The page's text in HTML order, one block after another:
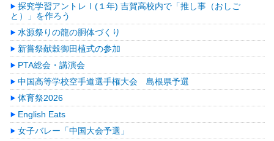
探究学習アントレⅠ(１年) 吉賀高校内で「推し事（おしご
と）」を作ろう
水源祭りの龍の胴体づくり
新嘗祭献穀御田植式の参加
PTA総会・講演会
中国高等学校空手道選手権大会 島根県予選
体育祭2026
English Eats
女子バレー「中国大会予選」